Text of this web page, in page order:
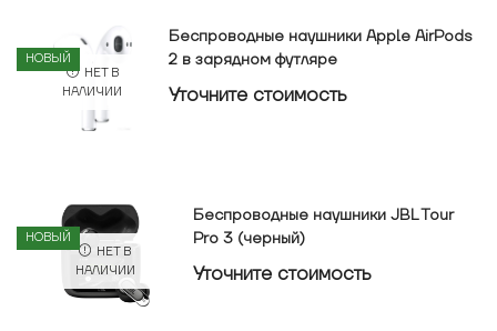
НОВЫЙ
НЕТ В
НАЛИЧИИ
Беспроводные наушники Apple AirPods
2 в зарядном футляре
Уточнитe стоимость
НОВЫЙ
НЕТ В
НАЛИЧИИ
Беспроводные наушники JBL Tour
Pro 3 (черный)
Уточнитe стоимость